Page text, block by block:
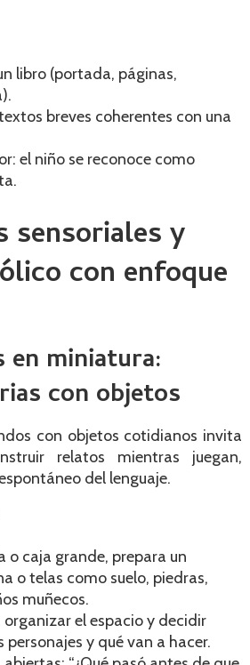
libro (portada, páginas,
breves coherentes con una
el niño se reconoce como
sensoriales y
con enfoque
en miniatura:
con objetos
con objetos cotidianos invita
relatos mientras juegan,
del lenguaje.
o caja grande, prepara un
o telas como suelo, piedras,
muñecos.
el espacio y decidir
personajes y qué van a hacer.